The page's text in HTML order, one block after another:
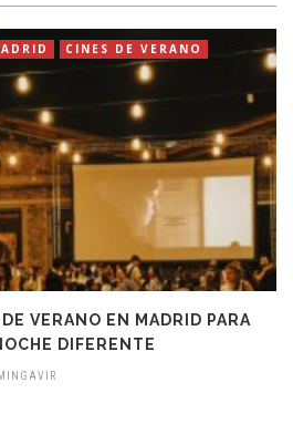
CINES DE VERANO
VERANO EN MADRID PARA
DIFERENTE